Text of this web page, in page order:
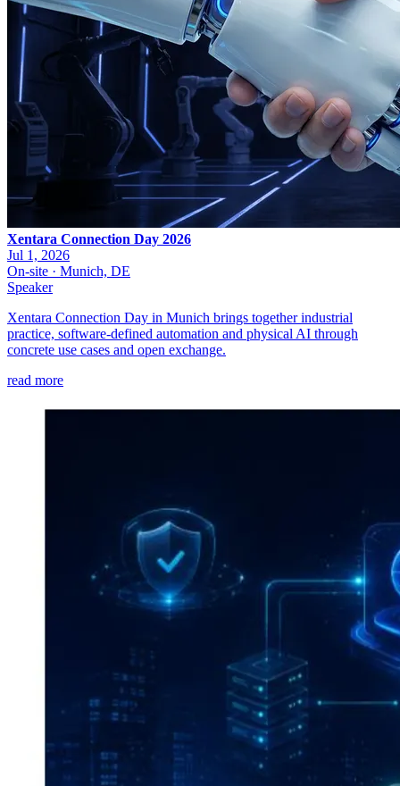
Xentara Connection Day 2026
Jul 1, 2026
On-site · Munich, DE
Speaker
Xentara Connection Day in Munich brings together industrial
practice, software-defined automation and physical AI through
concrete use cases and open exchange.
read more